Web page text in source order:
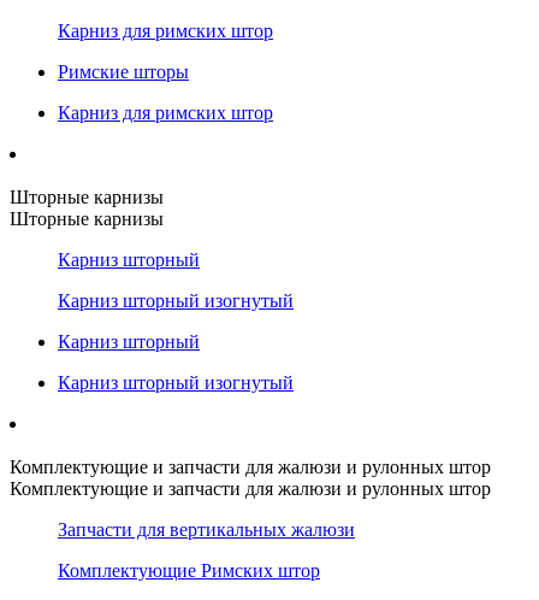
Карниз для римских штор
Римские шторы
Карниз для римских штор
Шторные карнизы
Шторные карнизы
Карниз шторный
Карниз шторный изогнутый
Карниз шторный
Карниз шторный изогнутый
Комплектующие и запчасти для жалюзи и рулонных штор
Комплектующие и запчасти для жалюзи и рулонных штор
Запчасти для вертикальных жалюзи
Комплектующие Римских штор